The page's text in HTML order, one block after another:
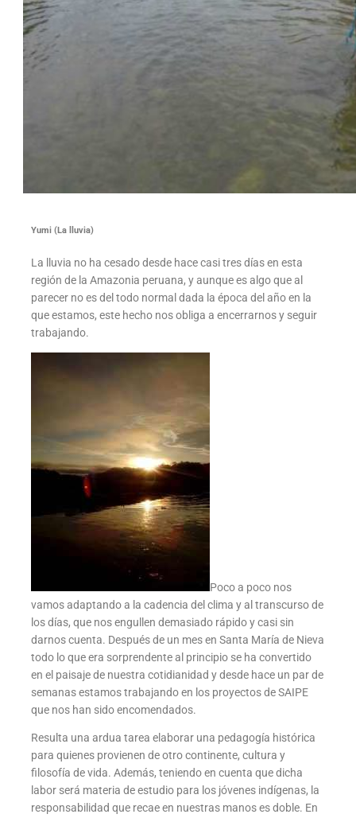
Yumi (La lluvia)
La lluvia no ha cesado desde hace casi tres días en esta
región de la Amazonia peruana, y aunque es algo que al
parecer no es del todo normal dada la época del año en la
que estamos, este hecho nos obliga a encerrarnos y seguir
trabajando.
Poco a poco nos
vamos adaptando a la cadencia del clima y al transcurso de
los días, que nos engullen demasiado rápido y casi sin
darnos cuenta. Después de un mes en Santa María de Nieva
todo lo que era sorprendente al principio se ha convertido
en el paisaje de nuestra cotidianidad y desde hace un par de
semanas estamos trabajando en los proyectos de SAIPE
que nos han sido encomendados.
Resulta una ardua tarea elaborar una pedagogía histórica
para quienes provienen de otro continente, cultura y
filosofía de vida. Además, teniendo en cuenta que dicha
labor será materia de estudio para los jóvenes indígenas, la
responsabilidad que recae en nuestras manos es doble. En